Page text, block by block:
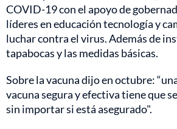
COVID-19 con el apoyo de
líderes en educación tecnología y
luchar contra el virus. Además de
tapabocas y las medidas básicas.
Sobre la vacuna dijo en octubre:
vacuna segura y efectiva tiene que
sin importar si está asegurado".